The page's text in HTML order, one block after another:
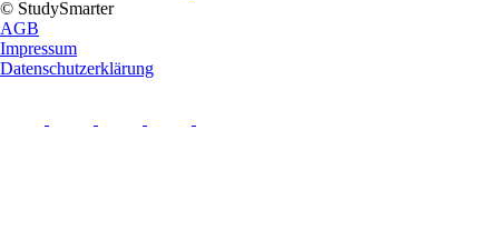
© StudySmarter
AGB
Impressum
Datenschutzerklärung